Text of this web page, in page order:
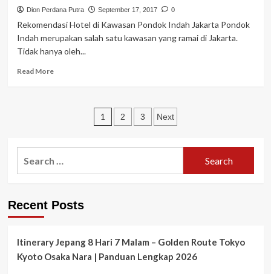
Bintang
Tiga
Senayan
Jakarta
Dion Perdana Putra September 17, 2017 0
Rekomendasi Hotel di Kawasan Pondok Indah Jakarta Pondok
Indah merupakan salah satu kawasan yang ramai di Jakarta.
Tidak hanya oleh...
Read MoreRead
Pondok
Indah
Jakarta
Posts
1 2 3 Next
Recent Posts
Itinerary Jepang 8 Hari 7 Malam – Golden Route Tokyo
Kyoto Osaka Nara | Panduan Lengkap 2026